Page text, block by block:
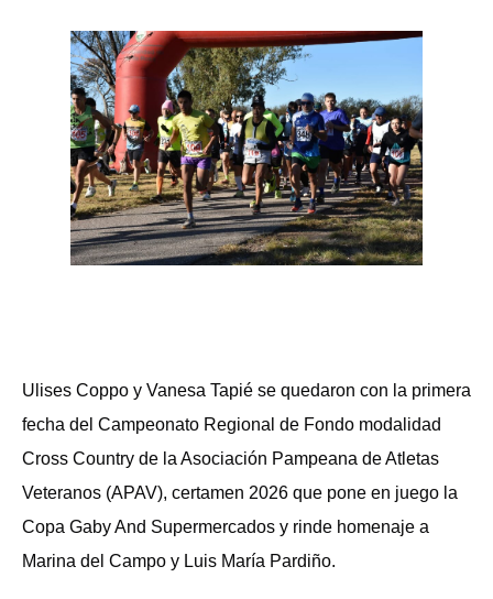
Ulises Coppo y Vanesa Tapié se quedaron con la primera
fecha del Campeonato Regional de Fondo modalidad
Cross Country de la Asociación Pampeana de Atletas
Veteranos (APAV), certamen 2026 que pone en juego la
Copa Gaby And Supermercados y rinde homenaje a
Marina del Campo y Luis María Pardiño.